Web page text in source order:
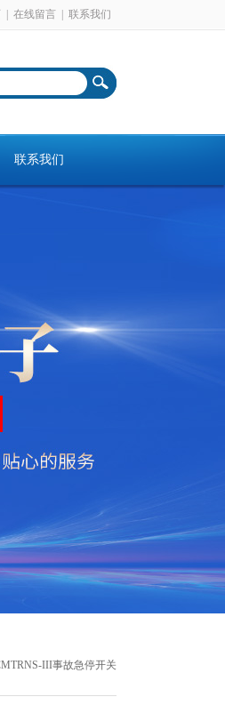
在线留言 联系我们
联系我们
III事故急停开关